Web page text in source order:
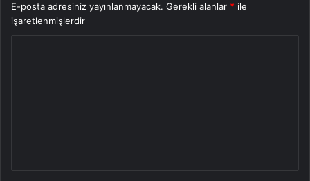
E-posta adresiniz yayınlanmayacak. Gerekli alanlar * ile
işaretlenmişlerdir